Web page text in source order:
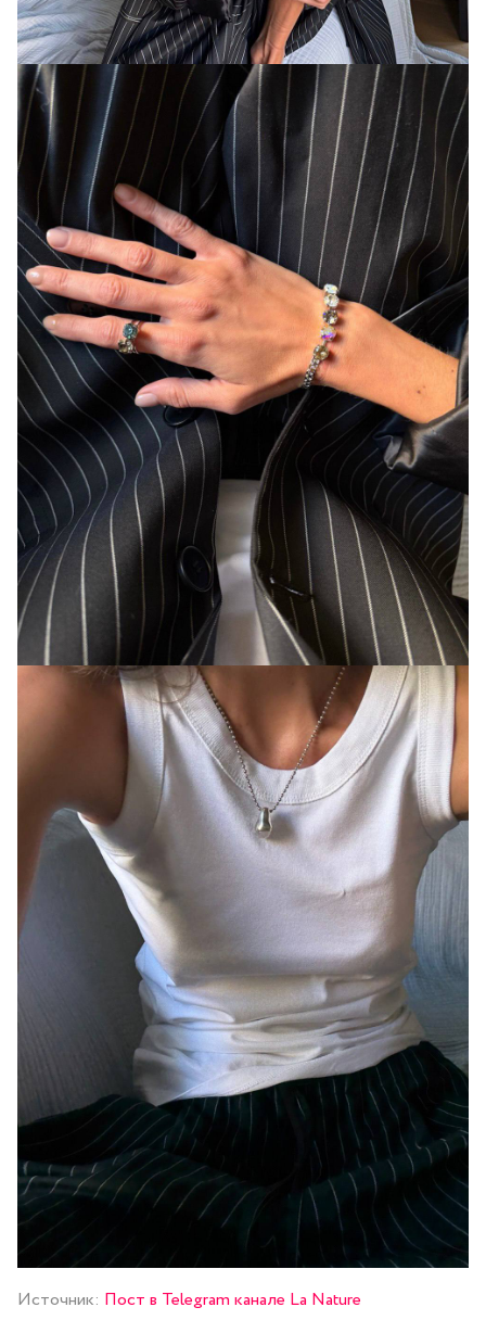
Источник: Пост в Telegram канале La Nature